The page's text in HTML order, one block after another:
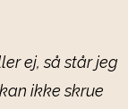
ej, så står jeg
ikke skrue